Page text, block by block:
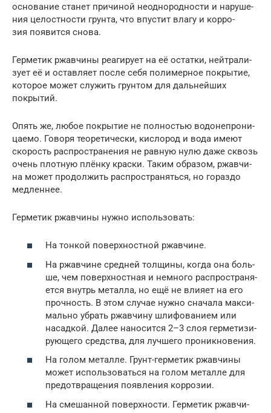
осно­ва­ние ста­нет при­чи­ной неод­но­род­но­сти и нару­ше­
ния целост­но­сти грун­та, что впу­стит вла­гу и кор­ро­
зия появит­ся снова.
Гер­ме­тик ржав­чи­ны реа­ги­ру­ет на её остат­ки, ней­тра­ли­
зу­ет её и остав­ля­ет после себя поли­мер­ное покры­тие,
кото­рое может слу­жить грун­том для даль­ней­ших
покрытий.
Опять же, любое покры­тие не пол­но­стью водо­не­про­ни­
ца­е­мо. Гово­ря тео­ре­ти­че­ски, кис­ло­род и вода име­ют
ско­рость рас­про­стра­не­ния не рав­ную нулю даже сквозь
очень плот­ную плён­ку крас­ки. Таким обра­зом, ржав­чи­
на может про­дол­жить рас­про­стра­нять­ся, но гораз­до
медленнее.
Гер­ме­тик ржав­чи­ны нуж­но использовать:
На тон­кой поверх­ност­ной ржавчине.
На ржав­чине сред­ней тол­щи­ны, когда она боль­
ше, чем поверх­ност­ная и немно­го рас­про­стра­ня­
ет­ся внутрь метал­ла, но ещё не вли­я­ет на его
проч­ность. В этом слу­чае нуж­но сна­ча­ла мак­си­
маль­но убрать ржав­чи­ну шли­фо­ва­ни­ем или
насад­кой. Далее нано­сит­ся 2–3 слоя гер­ме­ти­зи­
ру­ю­ще­го сред­ства, для луч­ше­го проникновения.
На голом метал­ле. Грунт-гер­ме­тик ржав­чи­ны
может исполь­зо­вать­ся на голом метал­ле для
предот­вра­ще­ния появ­ле­ния коррозии.
На сме­шан­ной поверх­но­сти. Гер­ме­тик ржав­чи­